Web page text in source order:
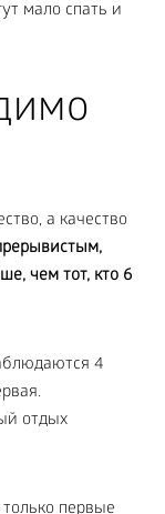
мало спать и
а качество
чем тот, кто 6
4
отдых
первые